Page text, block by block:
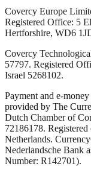
Covercy Europe
Registered Office: 5
Hertforshire, WD6
Covercy
57797. Registered
Israel 5268102.
Payment and e-
provided by The
Dutch Chamber of
72186178.
Netherlands.
Nederlandsche Bank
Number: R142701).